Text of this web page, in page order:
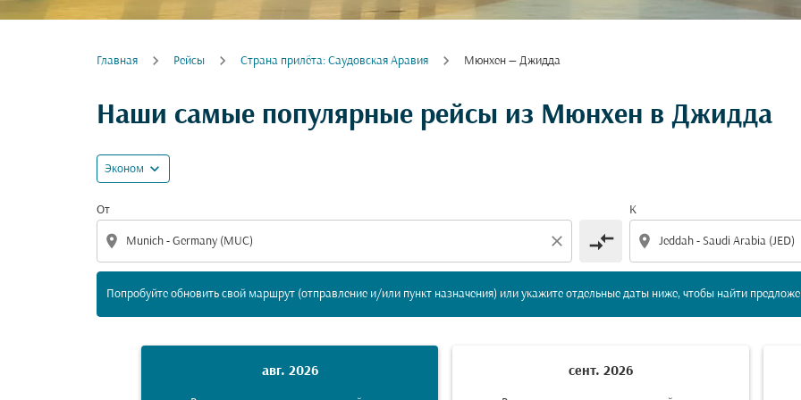
Главная Рейсы Cтрана прилёта: Саудовская Аравия Мюнхен — Джидда
Наши самые популярные рейсы из Мюнхен в Джидда
Эконом expand_more
От
location_on close compare_arrows
К
location_on
Попробуйте обновить свой маршрут (отправление и/или пункт назначения) или укажите отдельные даты ниже, чтобы найти
Попробуйте обновить свой маршрут (отправление и/или пункт назначения) или укажите
авг. 2026 сент. 2026